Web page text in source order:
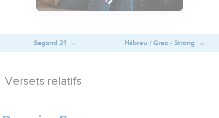
Segond 21 Hébreu / Grec - Strong
Versets relatifs